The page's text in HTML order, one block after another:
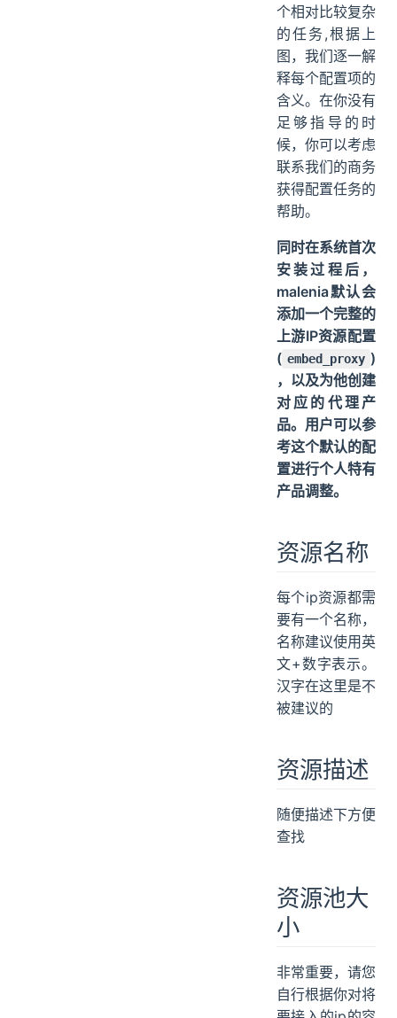
个相对比较复杂
的任务,根据上
图，我们逐一解
释每个配置项的
含义。在你没有
足够指导的时
候，你可以考虑
联系我们的商务
获得配置任务的
帮助。
同时在系统首次
安装过程后，
malenia默认会
添加一个完整的
上游IP资源配置
( embed_proxy )
，以及为他创建
对应的代理产
品。用户可以参
考这个默认的配
置进行个人特有
产品调整。
资源名称
每个ip资源都需
要有一个名称，
名称建议使用英
文+数字表示。
汉字在这里是不
被建议的
资源描述
随便描述下方便
查找
资源池大
小
非常重要，请您
自行根据你对将